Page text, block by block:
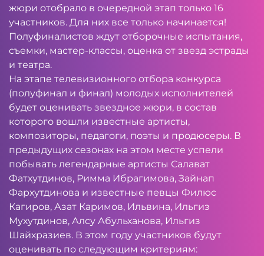
жюри отобрало в очередной этап только 16
участников. Для них все только начинается!
Полуфиналистов ждут отборочные испытания,
съемки, мастер-классы, оценка от звезд эстрады
и театра.
На этапе телевизионного отбора конкурса
(полуфинал и финал) молодых исполнителей
будет оценивать звездное жюри, в состав
которого вошли известные артисты,
композиторы, педагоги, поэты и продюсеры. В
предыдущих сезонах на этом месте успели
побывать легендарные артисты Салават
Фатхутдинов, Римма Ибрагимова, Зайнап
Фархутдинова и известные певцы Филюс
Кагиров, Азат Каримов, Ильвина, Ильгиз
Мухутдинов, Алсу Абульханова, Ильгиз
Шайхразиев. В этом году участников будут
оценивать по следующим критериям: